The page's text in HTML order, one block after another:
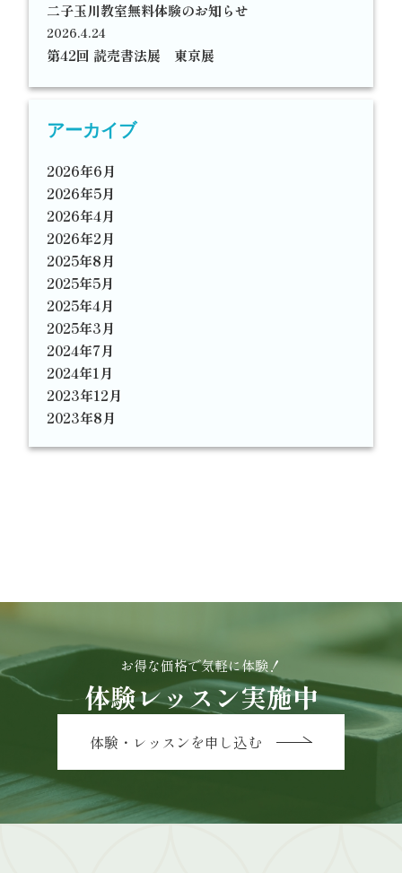
二子玉川教室無料体験のお知らせ
2026.4.24
第42回 読売書法展 東京展
アーカイブ
2026年6月
2026年5月
2026年4月
2026年2月
2025年8月
2025年5月
2025年4月
2025年3月
2024年7月
2024年1月
2023年12月
2023年8月
お得な価格で気軽に体験！
体験レッスン実施中
体験・レッスンを申し込む